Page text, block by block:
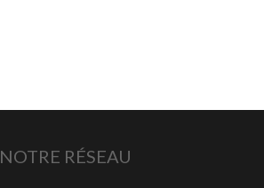
NOTRE RÉSEAU